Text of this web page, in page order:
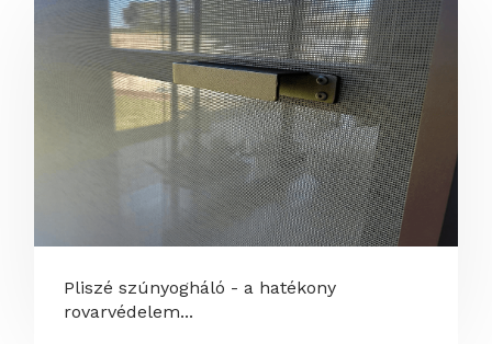
Pliszé szúnyogháló - a hatékony
rovarvédelem...